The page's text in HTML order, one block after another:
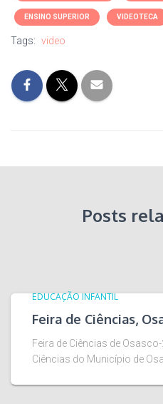
ENSINO SUPERIOR VIDEOTECA
Tags: video
Posts
EDUCAÇÃO INFANTIL
Feira de Ciências,
Feira de Ciências de
Ciências do Município de